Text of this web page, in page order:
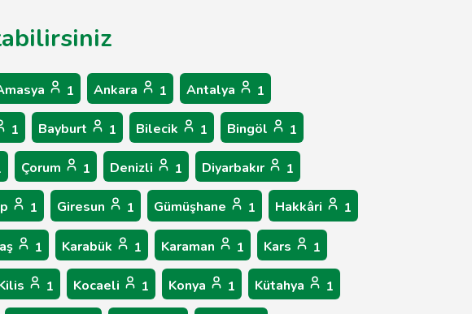
1 Ankara 1 Antalya 1
1 Bayburt 1 Bilecik 1 Bingöl 1
Çorum 1 Denizli 1 Diyarbakır 1
1 Giresun 1 Gümüşhane 1 Hakkâri 1
1 Karabük 1 Karaman 1 Kars 1
1 Kocaeli 1 Konya 1 Kütahya 1